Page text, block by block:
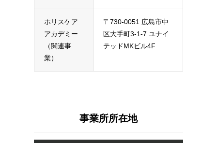
ホリスケア
アカデミー
（関連事
業）
〒730-0051 広島市中
区大手町3-1-7 ユナイ
テッドMKビル4F
事業所所在地